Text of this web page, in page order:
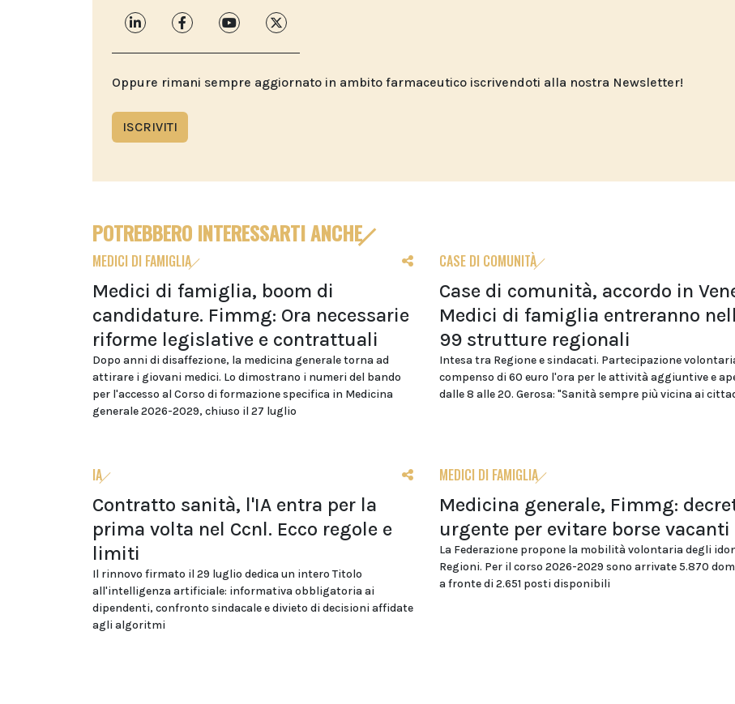
Oppure rimani sempre aggiornato in ambito farmaceutico iscrivendoti alla nostra Newsletter!
ISCRIVITI
POTREBBERO INTERESSARTI ANCHE
MEDICI DI FAMIGLIA
Medici di famiglia, boom di
candidature. Fimmg: Ora necessarie
riforme legislative e contrattuali
Dopo anni di disaffezione, la medicina generale torna ad
attirare i giovani medici. Lo dimostrano i numeri del bando
per l'accesso al Corso di formazione specifica in Medicina
generale 2026-2029, chiuso il 27 luglio
CASE DI COMUNITÀ
Case di comunità, accordo in
Medici di famiglia entreranno
99 strutture regionali
Intesa tra Regione e sindacati. Partecipazione
compenso di 60 euro l'ora per le attività aggiuntive e
dalle 8 alle 20. Gerosa: "Sanità sempre più vicina ai
IA
Contratto sanità, l'IA entra per la
prima volta nel Ccnl. Ecco regole e
limiti
Il rinnovo firmato il 29 luglio dedica un intero Titolo
all'intelligenza artificiale: informativa obbligatoria ai
dipendenti, confronto sindacale e divieto di decisioni affidate
agli algoritmi
MEDICI DI FAMIGLIA
Medicina generale, Fimmg:
urgente per evitare borse vacanti
La Federazione propone la mobilità volontaria degli
Regioni. Per il corso 2026-2029 sono arrivate 5.870
a fronte di 2.651 posti disponibili